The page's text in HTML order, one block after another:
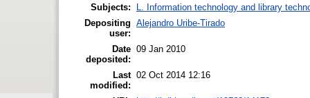
Subjects:
L. Information technology and library
Depositing
user:
Alejandro Uribe-Tirado
Date
deposited:
09 Jan 2010
Last
modified:
02 Oct 2014 12:16